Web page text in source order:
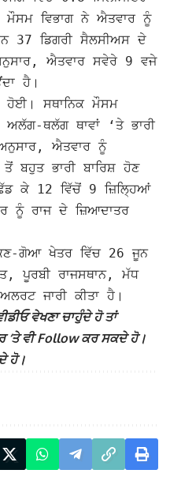
ਮੌਸਮ ਵਿਭਾਗ ਨੇ ਐਤਵਾਰ ਨੂੰ
37 ਡਿਗਰੀ ਸੈਲਸੀਅਸ ਦੇ
ਐਤਵਾਰ ਸਵੇਰੇ 9 ਵਜੇ
ਹੈ।
ਹੋਈ। ਸਥਾਨਿਕ ਮੌਸਮ
ਥਲੱਗ ਥਾਵਾਂ ‘ਤੇ ਭਾਰੀ
ਐਤਵਾਰ ਨੂੰ
ਬਹੁਤ ਭਾਰੀ ਬਾਰਿਸ਼ ਹੋਣ
ਕੇ 12 ਵਿੱਚੋਂ 9 ਜ਼ਿਲ੍ਹਿਆਂ
ਨੂੰ ਰਾਜ ਦੇ ਜ਼ਿਆਦਾਤਰ
ਗੋਆ ਖੇਤਰ ਵਿੱਚ 26 ਜੂਨ
ਪੂਰਬੀ ਰਾਜਸਥਾਨ, ਮੱਧ
ਜਾਰੀ ਕੀਤਾ ਹੈ।
ਵੇਖਣਾ ਚਾਹੁੰਦੇ ਹੋ ਤਾਂ
‘ਤੇ ਵੀ Follow ਕਰ ਸਕਦੇ ਹੋ।
ਹੋ।